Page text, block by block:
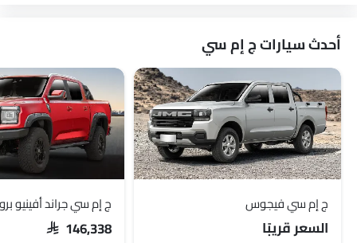
أحدث سيارات ج إم سي
ج إم سي فيجوس
السعر قريبًا
ج إم سي جراند أفينيو برو
SAR 146,338